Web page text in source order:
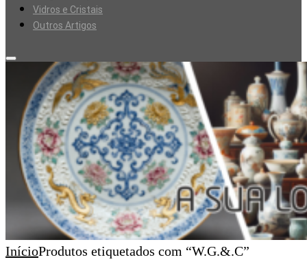
Vidros e Cristais
Outros Artigos
InícioProdutos etiquetados com “W.G.&.C”